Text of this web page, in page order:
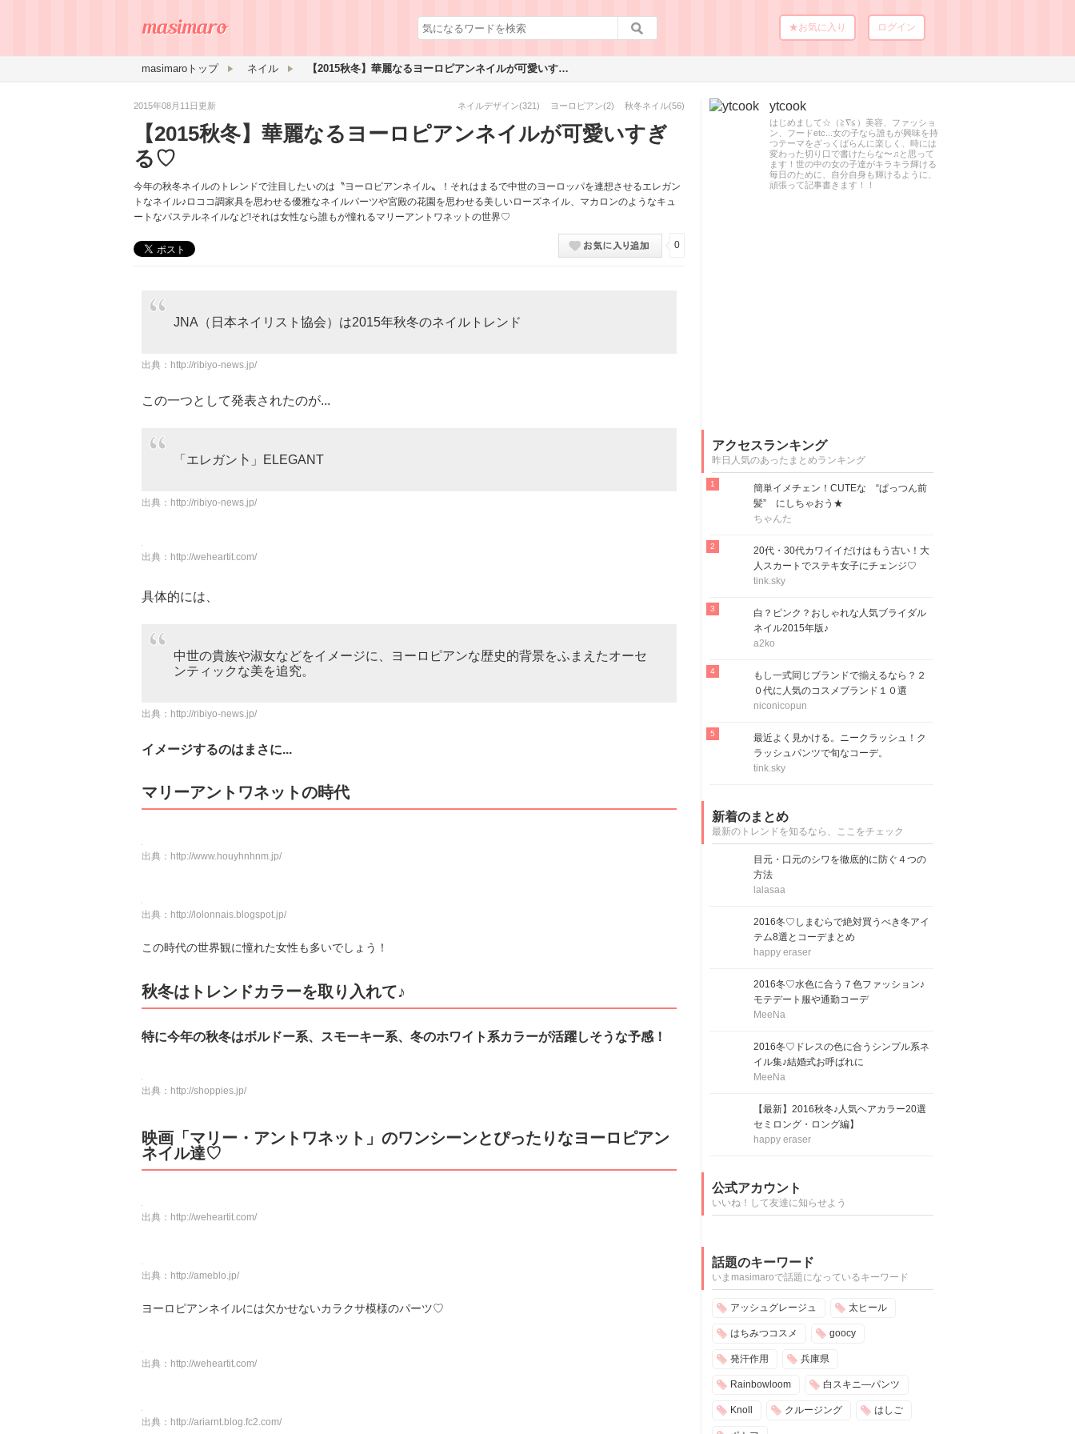
★お気に入り ログイン
masimaroトップ ネイル 【2015秋冬】華麗なるヨーロピアンネイルが可愛いすぎる♡
2015年08月11日更新 ネイルデザイン(321) ヨーロピアン(2) 秋冬ネイル(56)
【2015秋冬】華麗なるヨーロピアンネイルが可愛いすぎ
る♡
今年の秋冬ネイルのトレンドで注目したいのは〝ヨーロピアンネイル〟！それはまるで中世のヨーロッパを連想させるエレガン
トなネイル♪ロココ調家具を思わせる優雅なネイルパーツや宮殿の花園を思わせる美しいローズネイル、マカロンのようなキュ
ートなパステルネイルなど!それは女性なら誰もが憧れるマリーアントワネットの世界♡
0
JNA（日本ネイリスト協会）は2015年秋冬のネイルトレンド
出典： http://ribiyo-news.jp/
この一つとして発表されたのが...
「エレガン卜」ELEGANT
出典： http://ribiyo-news.jp/
出典： http://weheartit.com/
具体的には、
中世の貴族や淑女などをイメージに、ヨーロピアンな歴史的背景をふまえたオーセ
ンティックな美を追究。
出典： http://ribiyo-news.jp/
イメージするのはまさに...
マリーアントワネットの時代
出典： http://www.houyhnhnm.jp/
出典： http://lolonnais.blogspot.jp/
この時代の世界観に憧れた女性も多いでしょう！
秋冬はトレンドカラーを取り入れて♪
特に今年の秋冬はボルドー系、スモーキー系、冬のホワイト系カラーが活躍しそうな予感！
出典： http://shoppies.jp/
映画「マリー・アントワネット」のワンシーンとぴったりなヨーロピアン
ネイル達♡
出典： http://weheartit.com/
出典： http://ameblo.jp/
ヨーロピアンネイルには欠かせないカラクサ模様のパーツ♡
出典： http://weheartit.com/
出典： http://ariarnt.blog.fc2.com/
ytcook
はじめまして☆（≧∇≦）美容、ファッショ
ン、フードetc...女の子なら誰もが興味を持
つテーマをざっくばらんに楽しく、時には
変わった切り口で書けたらな〜♫と思って
ます！世の中の女の子達がキラキラ輝ける
毎日のために、自分自身も輝けるように、
頑張って記事書きます！！
アクセスランキング
昨日人気のあったまとめランキング
簡単イメチェン！CUTEな “ぱっつん前
髪” にしちゃおう★
ちゃんた
20代・30代カワイイだけはもう古い！大
人スカートでステキ女子にチェンジ♡
tink.sky
白？ピンク？おしゃれな人気ブライダル
ネイル2015年版♪
a2ko
もし一式同じブランドで揃えるなら？２
０代に人気のコスメブランド１０選
niconicopun
最近よく見かける。ニークラッシュ！ク
ラッシュパンツで旬なコーデ。
tink.sky
新着のまとめ
最新のトレンドを知るなら、ここをチェック
目元・口元のシワを徹底的に防ぐ４つの
方法
lalasaa
2016冬♡しまむらで絶対買うべき冬アイ
テム8選とコーデまとめ
happy eraser
2016冬♡水色に合う７色ファッション♪
モテデート服や通勤コーデ
MeeNa
2016冬♡ドレスの色に合うシンプル系ネ
イル集♪結婚式お呼ばれに
MeeNa
【最新】2016秋冬♪人気ヘアカラー20選
セミロング・ロング編】
happy eraser
公式アカウント
いいね！して友達に知らせよう
話題のキーワード
いまmasimaroで話題になっているキーワード
アッシュグレージュ 太ヒール
はちみつコスメ goocy
発汗作用 兵庫県
Rainbowloom 白スキニ―パンツ
Knoll クルージング はしご